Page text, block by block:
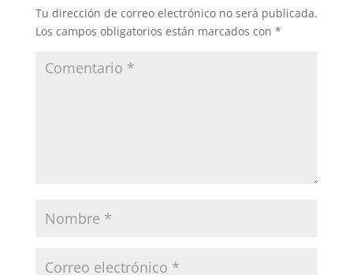
Tu dirección de correo electrónico no será publicada.
Los campos obligatorios están marcados con *